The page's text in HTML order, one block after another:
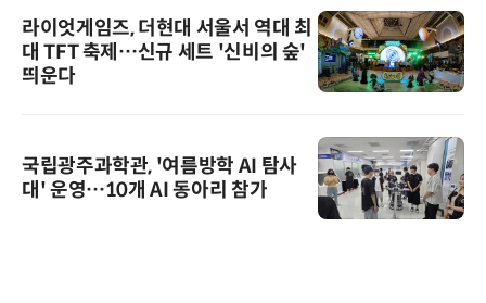
라이엇게임즈, 더현대 서울서 역대 최
대 TFT 축제…신규 세트 '신비의 숲'
띄운다
국립광주과학관, '여름방학 AI 탐사
대' 운영…10개 AI 동아리 참가